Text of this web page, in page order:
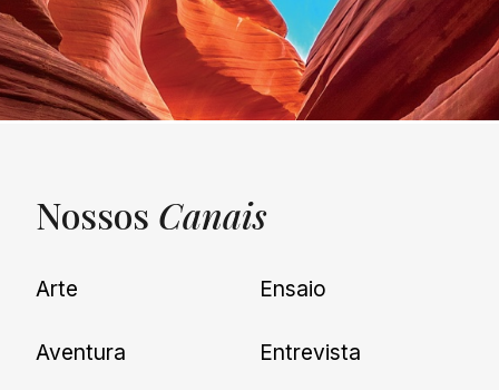
UNQUIET
Newsletter
Nossos Canais
Arte
Aventura
Ensaio
Entrevista